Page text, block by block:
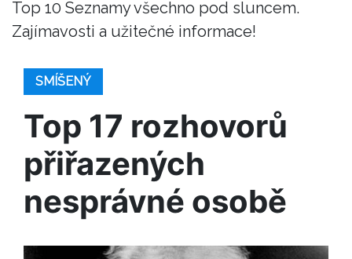
Top 10 Seznamy všechno pod sluncem.
Zajímavosti a užitečné informace!
SMÍŠENÝ
Top 17 rozhovorů
přiřazených
nesprávné osobě